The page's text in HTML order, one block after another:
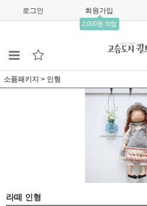
로그인 회원가입
2,000원 적립
소품패키지 > 인형
라떼 인형